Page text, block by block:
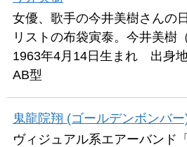
女優、歌手の今井美樹さんの
リストの布袋寅泰。今井美樹
1963年4月14日生まれ 出身
AB型
鬼龍院翔 (ゴールデンボンバー
ヴィジュアル系エアーバンド